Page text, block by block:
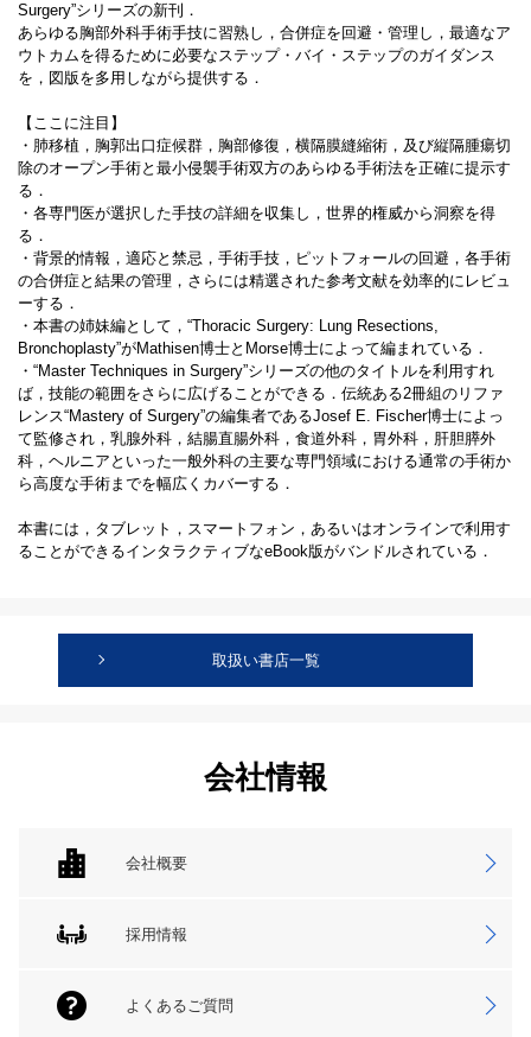
Surgery”シリーズの新刊．
あらゆる胸部外科手術手技に習熟し，合併症を回避・管理し，最適なア
ウトカムを得るために必要なステップ・バイ・ステップのガイダンス
を，図版を多用しながら提供する．
【ここに注目】
・肺移植，胸郭出口症候群，胸部修復，横隔膜縫縮術，及び縦隔腫瘍切
除のオープン手術と最小侵襲手術双方のあらゆる手術法を正確に提示す
る．
・各専門医が選択した手技の詳細を収集し，世界的権威から洞察を得
る．
・背景的情報，適応と禁忌，手術手技，ピットフォールの回避，各手術
の合併症と結果の管理，さらには精選された参考文献を効率的にレビュ
ーする．
・本書の姉妹編として，“Thoracic Surgery: Lung Resections,
Bronchoplasty”がMathisen博士とMorse博士によって編まれている．
・“Master Techniques in Surgery”シリーズの他のタイトルを利用すれ
ば，技能の範囲をさらに広げることができる．伝統ある2冊組のリファ
レンス“Mastery of Surgery”の編集者であるJosef E. Fischer博士によっ
て監修され，乳腺外科，結腸直腸外科，食道外科，胃外科，肝胆膵外
科，ヘルニアといった一般外科の主要な専門領域における通常の手術か
ら高度な手術までを幅広くカバーする．
本書には，タブレット，スマートフォン，あるいはオンラインで利用す
ることができるインタラクティブなeBook版がバンドルされている．
取扱い書店一覧
会社情報
会社概要
採用情報
よくあるご質問